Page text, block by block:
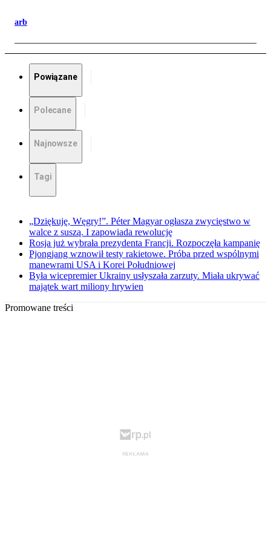
arb
Powiązane
Polecane
Najnowsze
Tagi
„Dziękuję, Węgry!”. Péter Magyar ogłasza zwycięstwo w
walce z suszą. I zapowiada rewolucję
Rosja już wybrała prezydenta Francji. Rozpoczęła kampanię
Pjongjang wznowił testy rakietowe. Próba przed wspólnymi
manewrami USA i Korei Południowej
Była wicepremier Ukrainy usłyszała zarzuty. Miała ukrywać
majątek wart miliony hrywien
Promowane treści